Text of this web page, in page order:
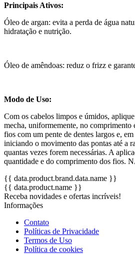
Principais Ativos:
Óleo de argan: evita a perda de água
hidratação e nutrição.
Óleo de amêndoas: reduz o frizz e
Modo de Uso:
Com os cabelos limpos e úmidos,
mecha, uniformemente, no comprimento
fios com um pente de dentes largos e, em
iniciando o movimento das pontas até a
quantas vezes forem necessárias. A
quantidade e do comprimento dos fios.
{{ data.product.brand.data.name }}
{{ data.product.name }}
Receba novidades e ofertas incríveis!
Informações
Contato
Políticas de Privacidade
Termos de Uso
Política de cookies